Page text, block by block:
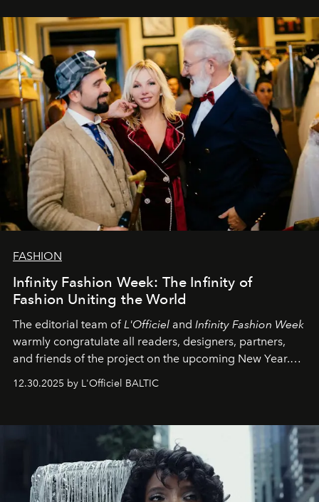
sākums. Ar vissirsnīgākajiem laba vēlējumiem jūsu
L’Officiel Baltic
komanda.
FASHION
Infinity Fashion Week: The Infinity of
Fashion Uniting the World
The editorial team of L'Officiel and Infinity Fashion Week
warmly congratulate all readers, designers, partners,
and friends of the project on the upcoming New Year.
achievements.
12.30.2025 by L'Officiel BALTIC